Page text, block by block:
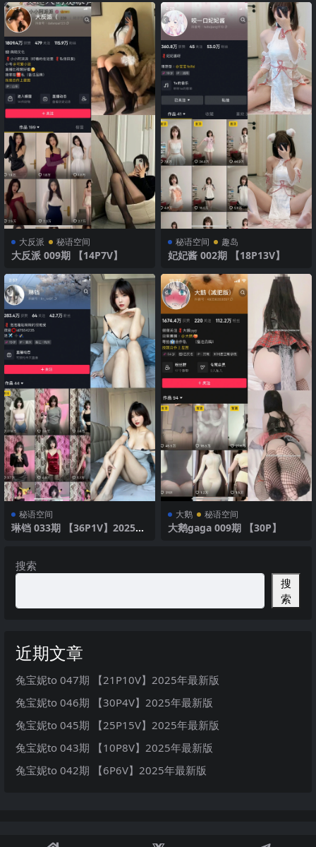
大反派 秘语空间
大反派 009期 【14P7V】
秘语空间 趣岛
妃妃酱 002期 【18P13V】
秘语空间
琳铛 033期 【36P1V】2025年
大鹅 秘语空间
大鹅gaga 009期 【30P】
搜索
搜
索
近期文章
兔宝妮to 047期 【21P10V】2025年最新版
兔宝妮to 046期 【30P4V】2025年最新版
兔宝妮to 045期 【25P15V】2025年最新版
兔宝妮to 043期 【10P8V】2025年最新版
兔宝妮to 042期 【6P6V】2025年最新版